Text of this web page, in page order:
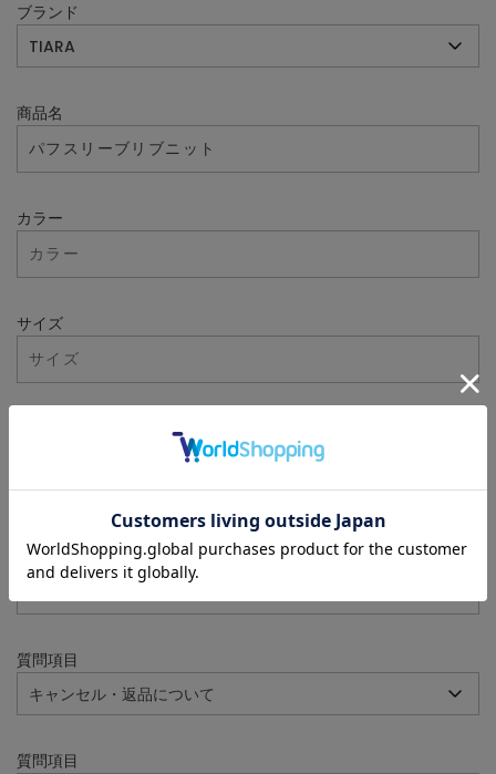
ブランド
商品名
カラー
サイズ
質問項目
質問項目
質問項目